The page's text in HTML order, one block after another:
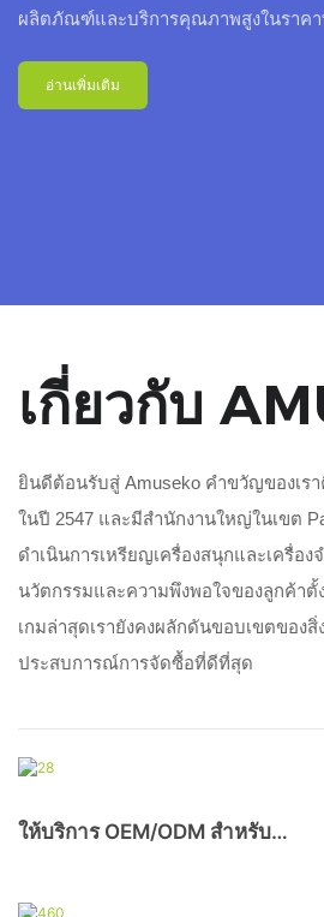
ผลิตภัณฑ์และบริการคุณภาพสูงในราค
อ่านเพิ่มเติม
เกี่ยวกับ
ยินดีต้อนรับสู่ Amuseko คำขวัญของเร
ในปี 2547 และมีสำนักงานใหญ่ในเขต
ดำเนินการเหรียญเครื่องสนุกและเครื่อ
นวัตกรรมและความพึงพอใจของลูกค้า
เกมล่าสุดเรายังคงผลักดันขอบเขตของ
ประสบการณ์การจัดซื้อที่ดีที่สุด
ให้บริการ OEM/ODM สำหรับ